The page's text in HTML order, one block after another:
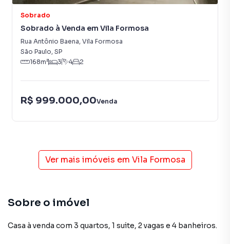
Sobrado
Sobrado à Venda em Vila Formosa
Rua Antônio Baena, Vila Formosa
São Paulo, SP
168m² 3 4 2
R$ 999.000,00Venda
Ver mais imóveis em Vila Formosa
Sobre o imóvel
Casa à venda com 3 quartos, 1 suite, 2 vagas e 4 banheiros.